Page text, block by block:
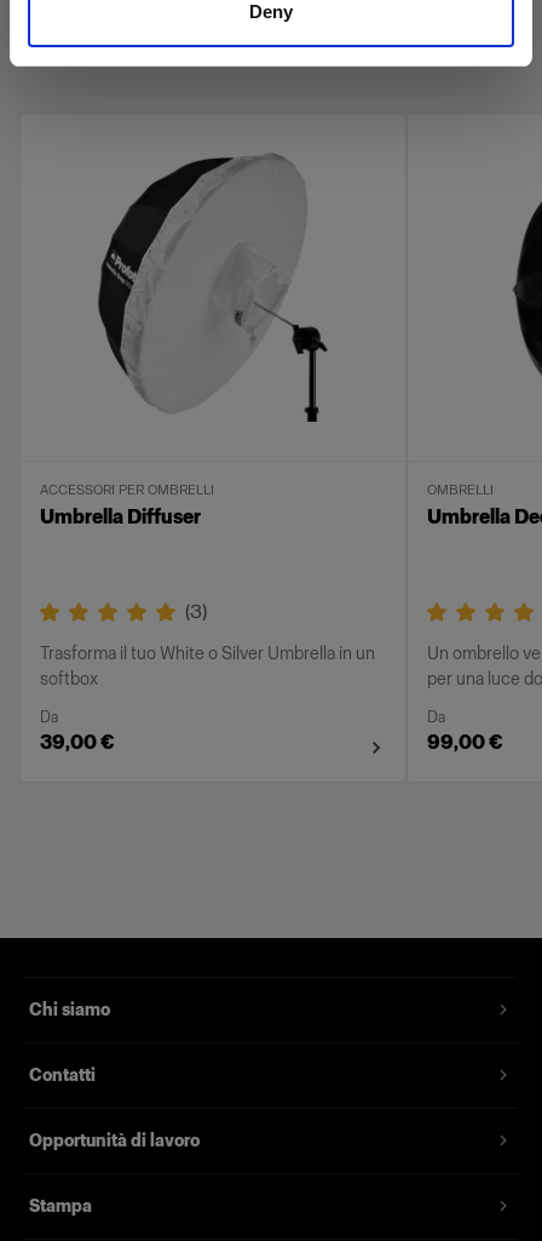
Deny
Ombrelli Profoto
ACCESSORI PER OMBRELLI
Umbrella Diffuser
(3)
Trasforma il tuo White o Silver Umbrella in un
softbox
Da
39,00 €
OMBRELLI
Umbrella
Un ombrello
per una luce
Da
99,00 €
Chi siamo
Contatti
Opportunità di lavoro
Stampa